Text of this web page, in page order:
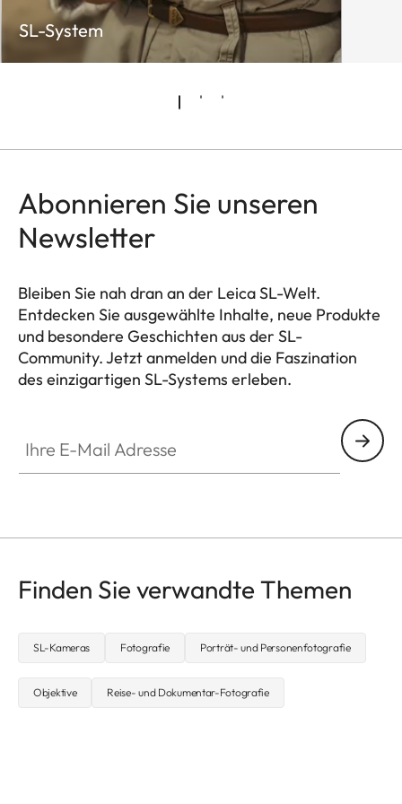
SL-System
Abonnieren Sie unseren
Newsletter
Bleiben Sie nah dran an der Leica SL-Welt.
Entdecken Sie ausgewählte Inhalte, neue Produkte
und besondere Geschichten aus der SL-
Community. Jetzt anmelden und die Faszination
des einzigartigen SL-Systems erleben.
Finden Sie verwandte Themen
SL-Kameras Fotografie Porträt- und Personenfotografie
Objektive Reise- und Dokumentar-Fotografie